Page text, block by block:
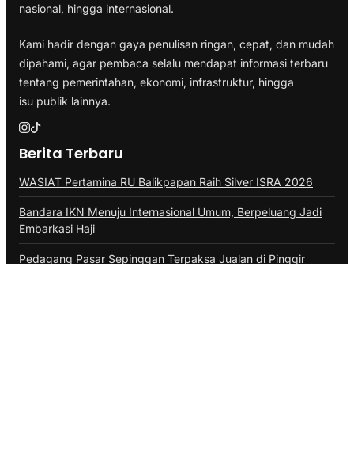
nasional, hingga internasional.
Kami hadir dengan gaya penulisan ringan, cepat, dan mudah
dipahami, agar pembaca selalu mendapat informasi terbaru
tentang pemerintahan, ekonomi, infrastruktur, hingga
isu publik lainnya.
Berita Terbaru
WASIAT Pertamina RU Balikpapan Raih Silver ISRA 2026
Bandara IKN Menuju Internasional Umum, Berpeluang Jadi
Embarkasi Haji
Pedagang Pasar Sepinggan Terpaksa Jualan di Pinggir